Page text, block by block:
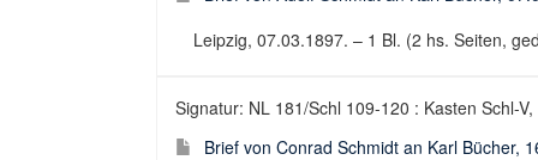
Leipzig, 07.03.1897. – 1 Bl. (2 hs. Seiten,
Signatur: NL 181/Schl 109-120 : Kasten Schl-
Brief von Conrad Schmidt an Karl Bücher,